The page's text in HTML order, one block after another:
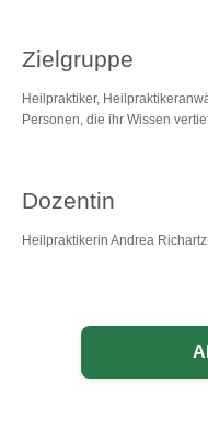
Zielgruppe
Heilpraktiker,
Personen, die ihr Wissen
Dozentin
Heilpraktikerin Andrea Richartz